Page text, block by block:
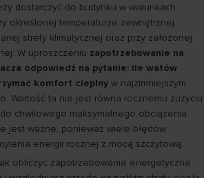
dostarczyć do budynku w warunkach
określonej temperaturze zewnętrznej
strefy klimatycznej oraz przy założonej
W uproszczeniu zapotrzebowanie na
odpowiedź na pytanie: ile watów
komfort cieplny w najzimniejszym
Wartość ta nie jest równa rocznemu zużyciu
chwilowego maksymalnego obciążenia
jest ważne, ponieważ wiele błędów
energii rocznej z mocą szczytową.
obliczyć zapotrzebowanie energetyczne